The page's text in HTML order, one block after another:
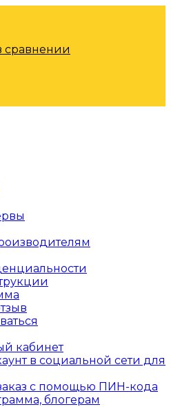
сравнении
кабинет
в социальной сети для
с помощью ПИН-кода
блогерам